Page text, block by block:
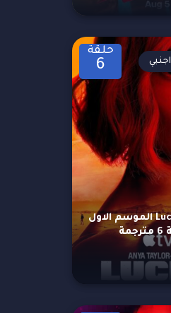
حلقة
6
مسلسل Lucky الموسم الاول